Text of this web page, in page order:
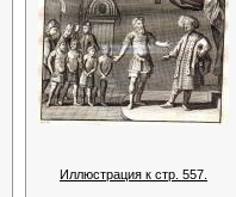
Иллюстрация к стр. 557.